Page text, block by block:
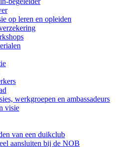
op leren en opleiden
werkgroepen en ambassadeurs
visie
van een duikclub
aansluiten bij de NOB